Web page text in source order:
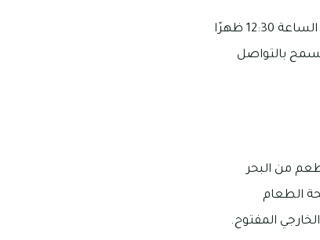
يقع مطعم دامبا سي فود جريل في الطابق الأرضي بسنتوريون ستار في ديرة، وتبدأ ساعات عمله من الساعة 12:30 ظهرًا
به يصل حتى 145 درهم إماراتي، ويسمح بالتواصل
من البحر
الطعام
المفتوح.